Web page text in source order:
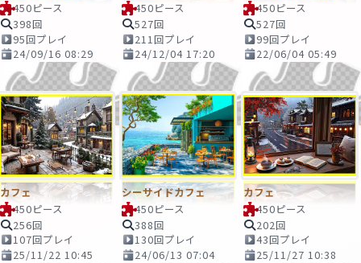
450ピース
398回
95回プレイ
24/09/16 08:29
450ピース
527回
211回プレイ
24/12/04 17:20
450ピース
527回
99回プレイ
22/06/04 05:49
カフェ
450ピース
256回
107回プレイ
25/11/22 10:45
シーサイドカフェ
450ピース
388回
130回プレイ
24/06/13 07:04
カフェ
450ピース
202回
43回プレイ
25/11/27 10:38